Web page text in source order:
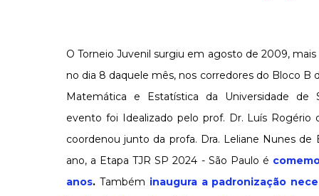
O Torneio Juvenil surgiu em agosto de 2009,
no dia 8 daquele mês, nos corredores do Bloco B
Matemática e Estatística da Universidade de
evento foi Idealizado pelo prof. Dr. Luís Rogério
coordenou junto da profa. Dra. Leliane Nunes de
ano, a Etapa TJR SP 2024 - São Paulo é
anos. Também inaugura a padronização